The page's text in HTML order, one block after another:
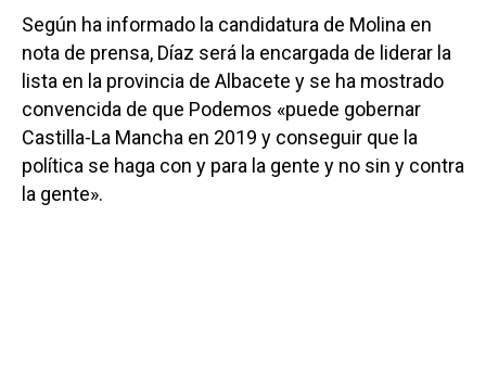
Según ha informado la candidatura de Molina en
nota de prensa, Díaz será la encargada de liderar la
lista en la provincia de Albacete y se ha mostrado
convencida de que Podemos «puede gobernar
Castilla-La Mancha en 2019 y conseguir que la
política se haga con y para la gente y no sin y contra
la gente».